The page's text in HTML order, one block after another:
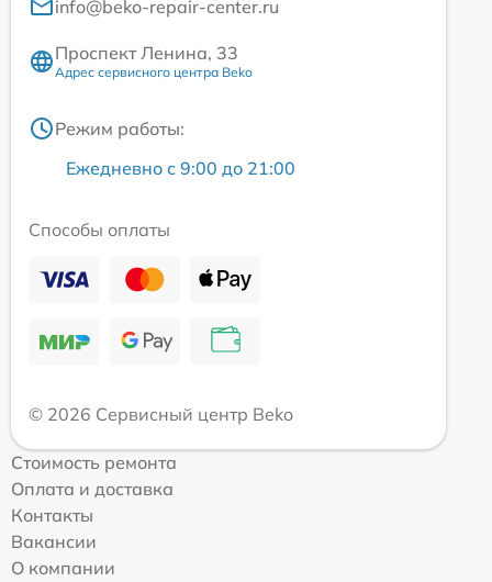
info@beko-repair-center.ru
Проспект Ленина, 33
Адрес сервисного центра Beko
Режим работы:
Ежедневно с 9:00 до 21:00
Способы оплаты
© 2026 Сервисный центр Beko
Стоимость ремонта
Оплата и доставка
Контакты
Вакансии
О компании